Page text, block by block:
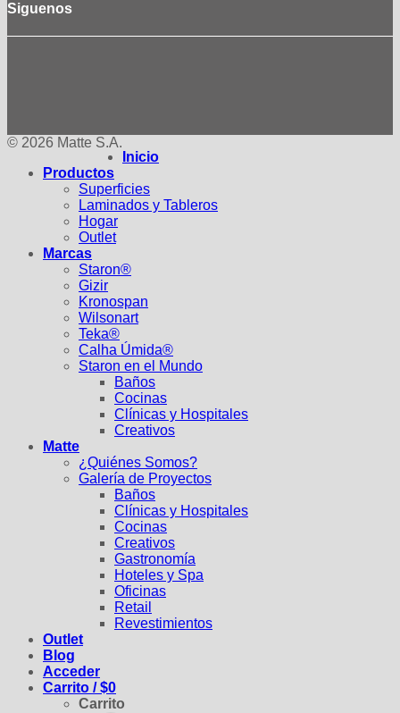
Siguenos
© 2026 Matte S.A.
Inicio
Productos
Superficies
Laminados y Tableros
Hogar
Outlet
Marcas
Staron®
Gizir
Kronospan
Wilsonart
Teka®
Calha Úmida®
Staron en el Mundo
Baños
Cocinas
Clínicas y Hospitales
Creativos
Matte
¿Quiénes Somos?
Galería de Proyectos
Baños
Clínicas y Hospitales
Cocinas
Creativos
Gastronomía
Hoteles y Spa
Oficinas
Retail
Revestimientos
Outlet
Blog
Acceder
Carrito /$0
Carrito